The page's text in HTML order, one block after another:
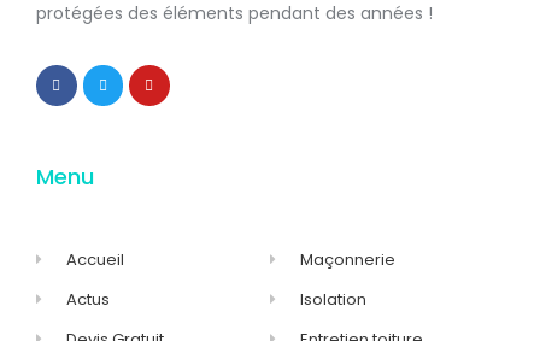
protégées des éléments pendant des années !
Menu
Accueil
Actus
Maçonnerie
Isolation